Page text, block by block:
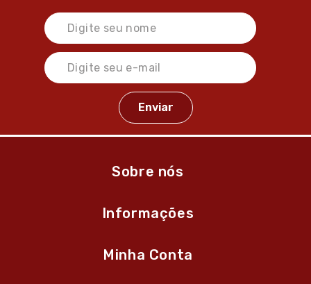
Sobre nós
Informações
Minha Conta